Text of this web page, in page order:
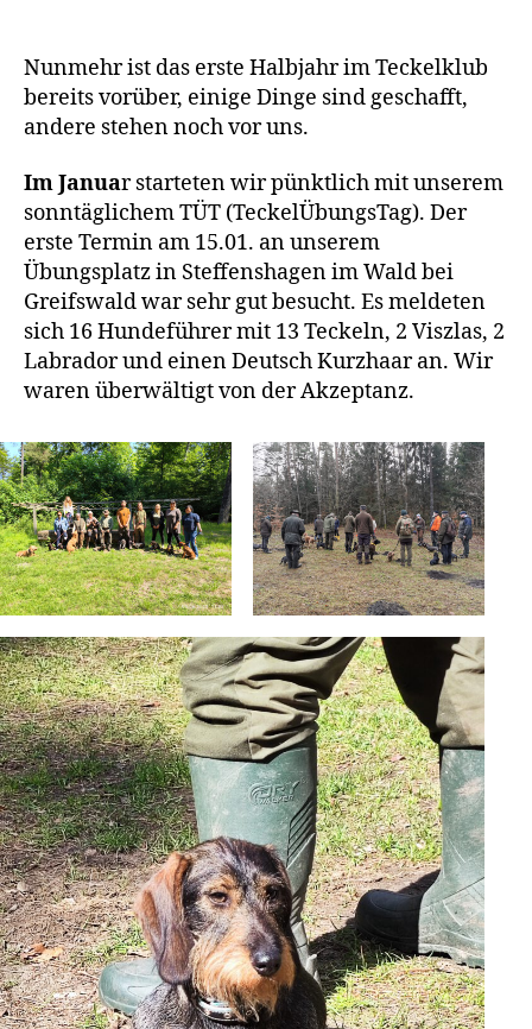
Nunmehr ist das erste Halbjahr im Teckelklub
bereits vorüber, einige Dinge sind geschafft,
andere stehen noch vor uns.
Im Januar starteten wir pünktlich mit unserem
sonntäglichem TÜT (TeckelÜbungsTag). Der
erste Termin am 15.01. an unserem
Übungsplatz in Steffenshagen im Wald bei
Greifswald war sehr gut besucht. Es meldeten
sich 16 Hundeführer mit 13 Teckeln, 2 Viszlas, 2
Labrador und einen Deutsch Kurzhaar an. Wir
waren überwältigt von der Akzeptanz.